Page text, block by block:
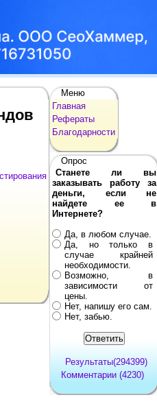
Меню
Главная
Рефераты
Благодарности
Опрос
Станете ли вы
заказывать работу за
деньги, если не
найдете ее в
Интернете?
Да, в любом случае.
Да, но только в
случае крайней
необходимости.
Возможно, в
зависимости от
цены.
Нет, напишу его сам.
Нет, забью.
Результаты(294399)
Комментарии (4230)